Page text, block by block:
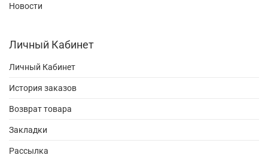
Новости
Личный Кабинет
Личный Кабинет
История заказов
Возврат товара
Закладки
Рассылка